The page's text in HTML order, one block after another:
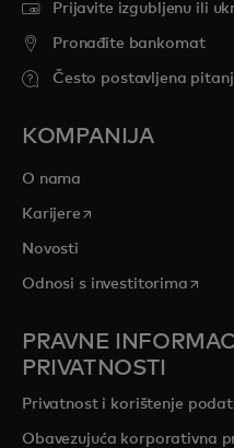
Prijavite izgubljenu ili
Pronađite bankomat
Često postavljena
KOMPANIJA
O nama
Karijereopens in a new tab
Novosti
Odnosi s investitorimaopens
PRAVNE
PRIVATNOSTI
Privatnost i korištenje
Obavezujuća korporativna